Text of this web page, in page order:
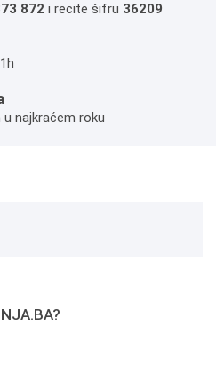
872 i recite šifru 36209
najkraćem roku